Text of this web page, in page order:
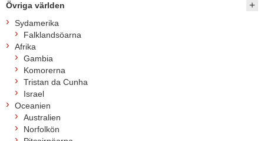
Övriga världen
Sydamerika
Falklandsöarna
Afrika
Gambia
Komorerna
Tristan da Cunha
Israel
Oceanien
Australien
Norfolkön